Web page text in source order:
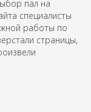
пал на
специалисты
работы по
страницы,